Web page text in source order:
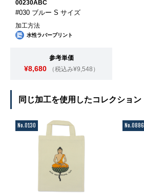
00230ABC
#030 ブルー S サイズ
加工方法
水性ラバープリント
参考単価
¥8,680 （税込み¥9,548）
同じ加工を使用したコレクション
No.0130 No.0886